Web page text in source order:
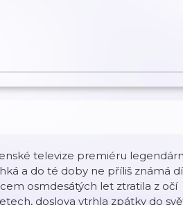
televize premiéru
a do té doby ne příliš známá
osmdesátých let ztratila z očí
doslova vtrhla zpátky do